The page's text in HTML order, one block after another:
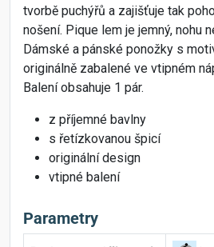
tvorbě puchýřů a zajišťuje tak
nošení. Pique lem je jemný, nohu
Dámské a pánské ponožky s
originálně zabalené ve vtipném
Balení obsahuje 1 pár.
z příjemné bavlny
s řetízkovanou špicí
originální design
vtipné balení
Parametry